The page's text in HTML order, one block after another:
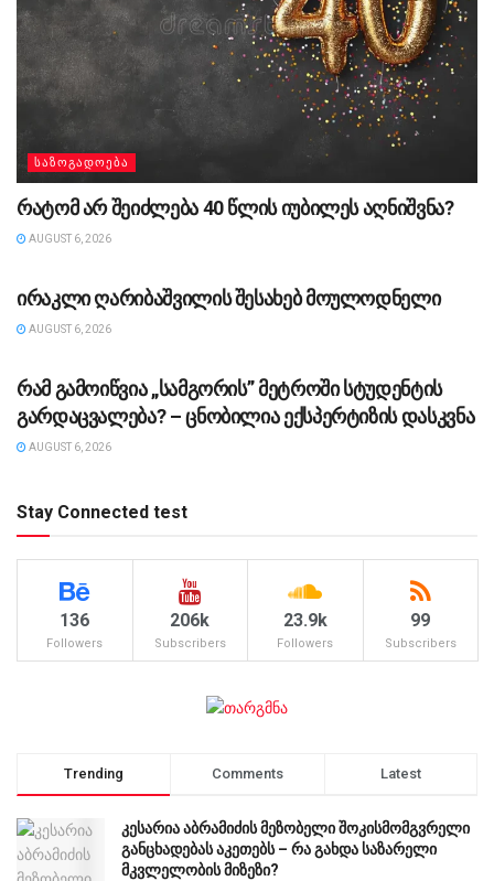
ᲡᲐᲖᲝᲒᲐᲓᲝᲔᲑᲐ
რატომ არ შეიძლება 40 წლის იუბილეს აღნიშვნა?
AUGUST 6, 2026
ირაკლი ღარიბაშვილის შესახებ მოულოდნელი
AUGUST 6, 2026
რამ გამოიწვია „სამგორის” მეტროში სტუდენტის
გარდაცვალება? – ცნობილია ექსპერტიზის დასკვნა
AUGUST 6, 2026
Stay Connected test
136
Followers
206k
Subscribers
23.9k
Followers
99
Subscribers
Trending Comments Latest
კესარია აბრამიძის მეზობელი შოკისმომგვრელი
განცხადებას აკეთებს – რა გახდა საზარელი
მკვლელობის მიზეზი?